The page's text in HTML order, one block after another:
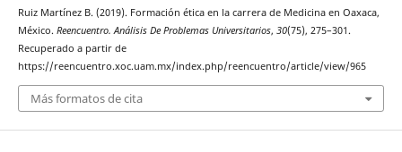
Ruiz Martínez B. (2019). Formación ética en la carrera de Medicina en Oaxaca,
México. Reencuentro. Análisis De Problemas Universitarios, 30(75), 275–301.
Recuperado a partir de
https://reencuentro.xoc.uam.mx/index.php/reencuentro/article/view/965
Más formatos de cita